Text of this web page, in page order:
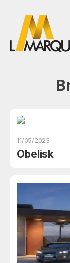
11/05/2023
Obelisk